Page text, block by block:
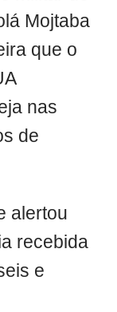
Mojtaba
que o
nas
de
alertou
recebida
e